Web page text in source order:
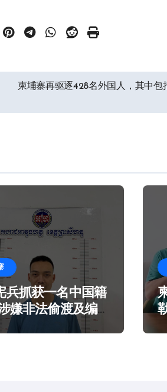
柬埔寨再驱逐428名外国人，其中包
兵抓获一名中国籍
嫌非法偷渡及编
在海滩乞讨